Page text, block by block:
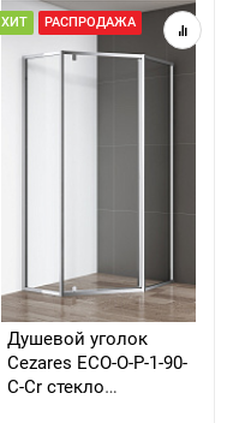
ХИТ РАСПРОДАЖА
Душевой уголок
Cezares ECO-O-P-1-90-
C-Cr стекло